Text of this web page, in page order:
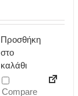
Προσθήκη
στο
καλάθι
Compare